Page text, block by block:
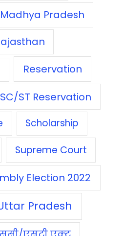
Madhya Pradesh
Reservation
SC/ST Reservation
Scholarship
Supreme Court
Election 2022
Pradesh